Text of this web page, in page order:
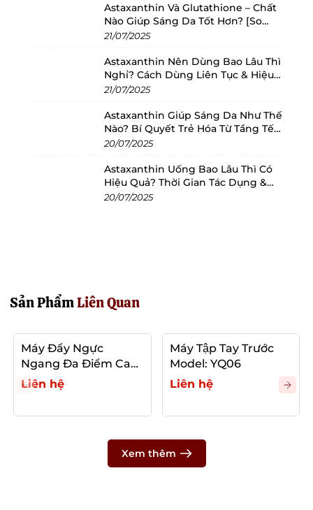
Astaxanthin Và Glutathione – Chất
Nào Giúp Sáng Da Tốt Hơn? [So
Sánh 2025]
21/07/2025
Astaxanthin Nên Dùng Bao Lâu Thì
Nghỉ? Cách Dùng Liên Tục & Hiệu
Quả Nhất
21/07/2025
Astaxanthin Giúp Sáng Da Như Thế
Nào? Bí Quyết Trẻ Hóa Từ Tầng Tế
Bào
20/07/2025
Astaxanthin Uống Bao Lâu Thì Có
Hiệu Quả? Thời Gian Tác Dụng &
Cách Dùng Tối Ưu
20/07/2025
Sản PhẩmLiên Quan
Máy Đẩy Ngực
Ngang Đa Điểm Cao
Cấp Model: YQ01
Liên hệ
Máy Tập Tay Trước
Model: YQ06
Liên hệ
Xem thêm